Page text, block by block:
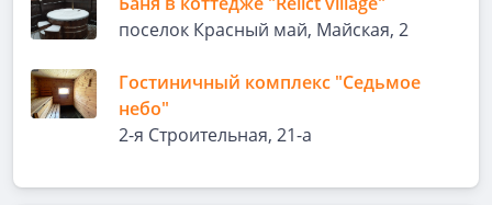
поселок Красный май, Майская, 2
Гостиничный комплекс "Седьмое
небо"
2-я Строительная, 21-а